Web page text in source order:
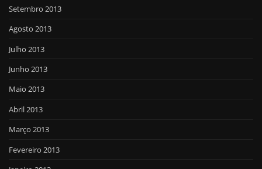
Setembro 2013
Agosto 2013
Julho 2013
Junho 2013
Maio 2013
Abril 2013
Março 2013
Fevereiro 2013